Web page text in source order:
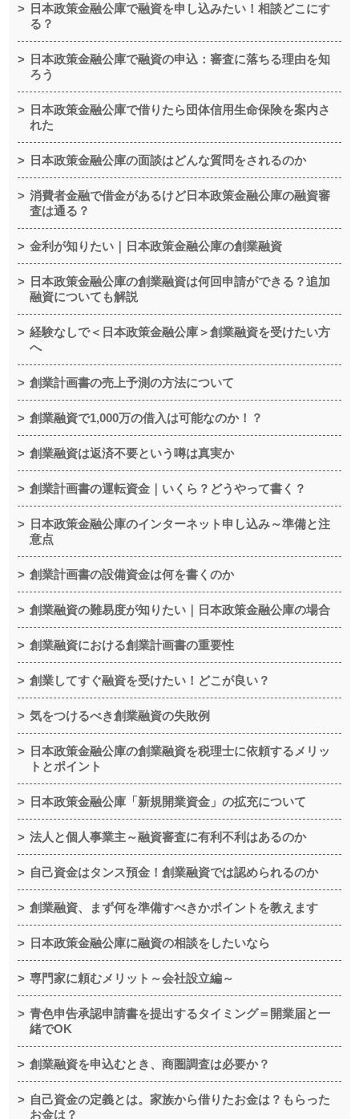
日本政策金融公庫で融資を申し込みたい！相談どこにす
る？
日本政策金融公庫で融資の申込：審査に落ちる理由を知
ろう
日本政策金融公庫で借りたら団体信用生命保険を案内さ
れた
日本政策金融公庫の面談はどんな質問をされるのか
消費者金融で借金があるけど日本政策金融公庫の融資審
査は通る？
金利が知りたい｜日本政策金融公庫の創業融資
日本政策金融公庫の創業融資は何回申請ができる？追加
融資についても解説
経験なしで＜日本政策金融公庫＞創業融資を受けたい方
へ
創業計画書の売上予測の方法について
創業融資で1,000万の借入は可能なのか！？
創業融資は返済不要という噂は真実か
創業計画書の運転資金｜いくら？どうやって書く？
日本政策金融公庫のインターネット申し込み～準備と注
意点
創業計画書の設備資金は何を書くのか
創業融資の難易度が知りたい｜日本政策金融公庫の場合
創業融資における創業計画書の重要性
創業してすぐ融資を受けたい！どこが良い？
気をつけるべき創業融資の失敗例
日本政策金融公庫の創業融資を税理士に依頼するメリッ
トとポイント
日本政策金融公庫「新規開業資金」の拡充について
法人と個人事業主～融資審査に有利不利はあるのか
自己資金はタンス預金！創業融資では認められるのか
創業融資、まず何を準備すべきかポイントを教えます
日本政策金融公庫に融資の相談をしたいなら
専門家に頼むメリット～会社設立編～
青色申告承認申請書を提出するタイミング＝開業届と一
緒でOK
創業融資を申込むとき、商圏調査は必要か？
自己資金の定義とは。家族から借りたお金は？もらった
お金は？